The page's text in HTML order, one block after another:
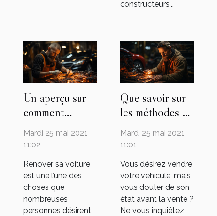
constructeurs...
Un aperçu sur
comment
rénover son
véhicule
Mardi 25 mai 2021
11:02
Rénover sa voiture
est une l’une des
choses que
nombreuses
personnes désirent
Que savoir sur
les méthodes de
réparation des
voitures ?
Mardi 25 mai 2021
11:01
Vous désirez vendre
votre véhicule, mais
vous douter de son
état avant la vente ?
Ne vous inquiétez